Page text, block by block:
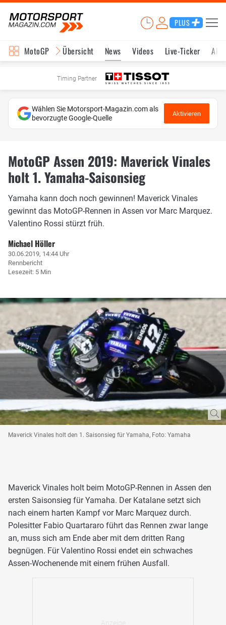
PLUS
MotoGP Übersicht News Videos Live-Ticker
Timing Partner
Wählen Sie Motorsport-Magazin.com als
bevorzugte Google-Quelle
Aktivieren
MotoGP Assen 2019: Maverick Vinales
holt 1. Yamaha-Saisonsieg
Yamaha kann doch noch gewinnen! Maverick Vinales
gewinnt das MotoGP-Rennen in Assen vor Marc Marquez.
Valentino Rossi stürzt früh.
Michael Höller
30.06.2019, 14:44 Uhr
Rennbericht
Lesezeit: 5 Min
Maverick Vinales holt den 1. Saisonsieg für Yamaha, Foto: Yamaha
Maverick Vinales holt beim MotoGP-Rennen in Assen den
ersten Saisonsieg für Yamaha. Der Katalane setzt sich
nach einem harten Kampf vor Marc Marquez durch.
Polesitter Fabio Quartararo führt das Rennen zwar lange
an, muss sich am Ende aber mit dem dritten Rang
begnügen. Für Valentino Rossi endet ein schwaches
Assen-Wochenende mit einem frühen Ausfall.